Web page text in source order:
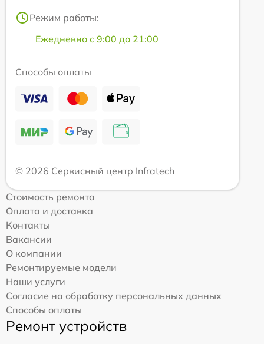
Режим работы:
Ежедневно с 9:00 до 21:00
Способы оплаты
© 2026 Сервисный центр Infratech
Стоимость ремонта
Оплата и доставка
Контакты
Вакансии
О компании
Ремонтируемые модели
Наши услуги
Согласие на обработку персональных данных
Способы оплаты
Ремонт устройств